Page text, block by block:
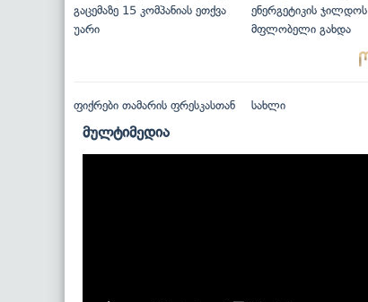
გაცემაზე 15 კომპანიას ეთქვა
უარი
ენერგეტიკის ჯილდოს
მფლობელი გახდა
ფიქრები თამარის ფრესკასთან სახლი
მულტიმედია